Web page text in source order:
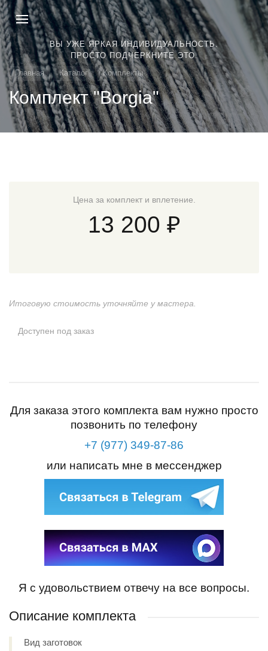
ВЫ УЖЕ ЯРКАЯ ИНДИВИДУАЛЬНОСТЬ.
ПРОСТО ПОДЧЕРКНИТЕ ЭТО.
Главная
Каталог Комплекты
Комплект "Borgia"
Доступен под заказ
Цена за комплект и вплетение.
13 200 ₽
Итоговую стоимость уточняйте у мастера.
Для заказа этого комплекта вам нужно просто
позвонить по телефону
+7 (977) 349-87-86
или написать мне в мессенджер
Я с удовольствием отвечу на все вопросы.
Описание комплекта
Вид заготовок